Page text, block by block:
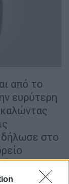
από το
ευρύτερη
δήλωσε στο
έχουν